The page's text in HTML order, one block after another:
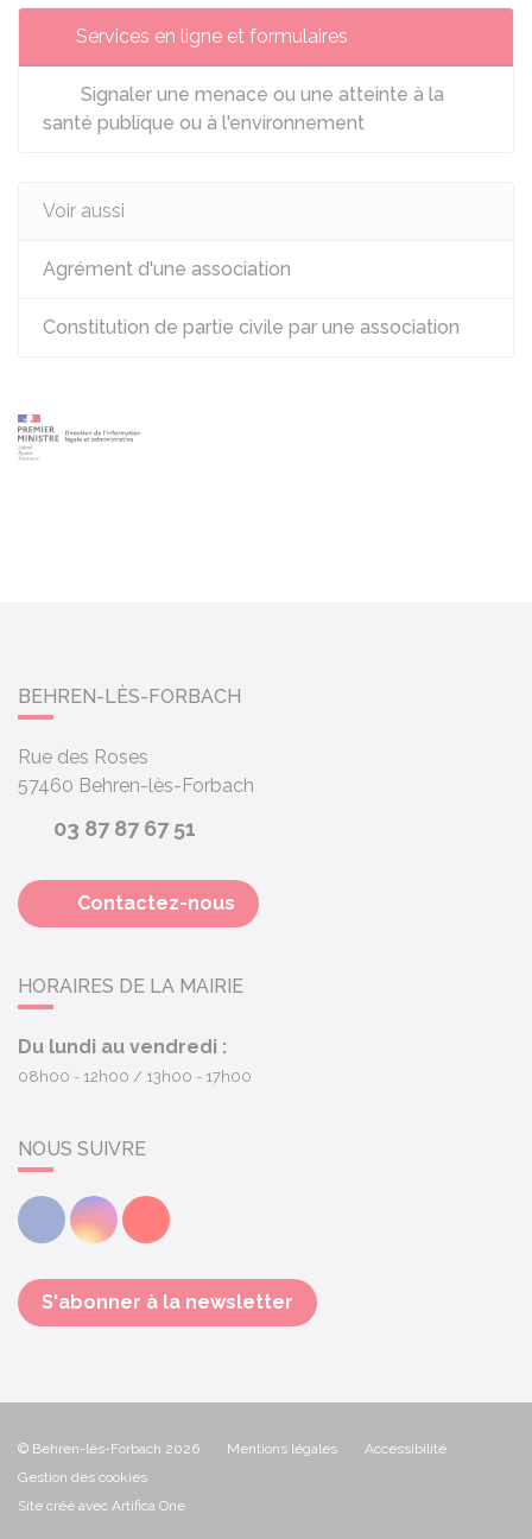
Services en ligne et formulaires
Signaler une menace ou une atteinte à la
santé publique ou à l'environnement
Voir aussi
Agrément d'une association
Constitution de partie civile par une association
BEHREN-LÈS-FORBACH
Rue des Roses
57460 Behren-lès-Forbach
03 87 87 67 51
Contactez-nous
HORAIRES DE LA MAIRIE
Du lundi au vendredi :
08h00 - 12h00 13h00 - 17h00
NOUS SUIVRE
FacebookInstagramYoutube
S'abonner à la newsletter
© Behren-lès-Forbach 2026 Mentions légales
Accessibilité
Gestion des cookies
Site créé avec Artifica One